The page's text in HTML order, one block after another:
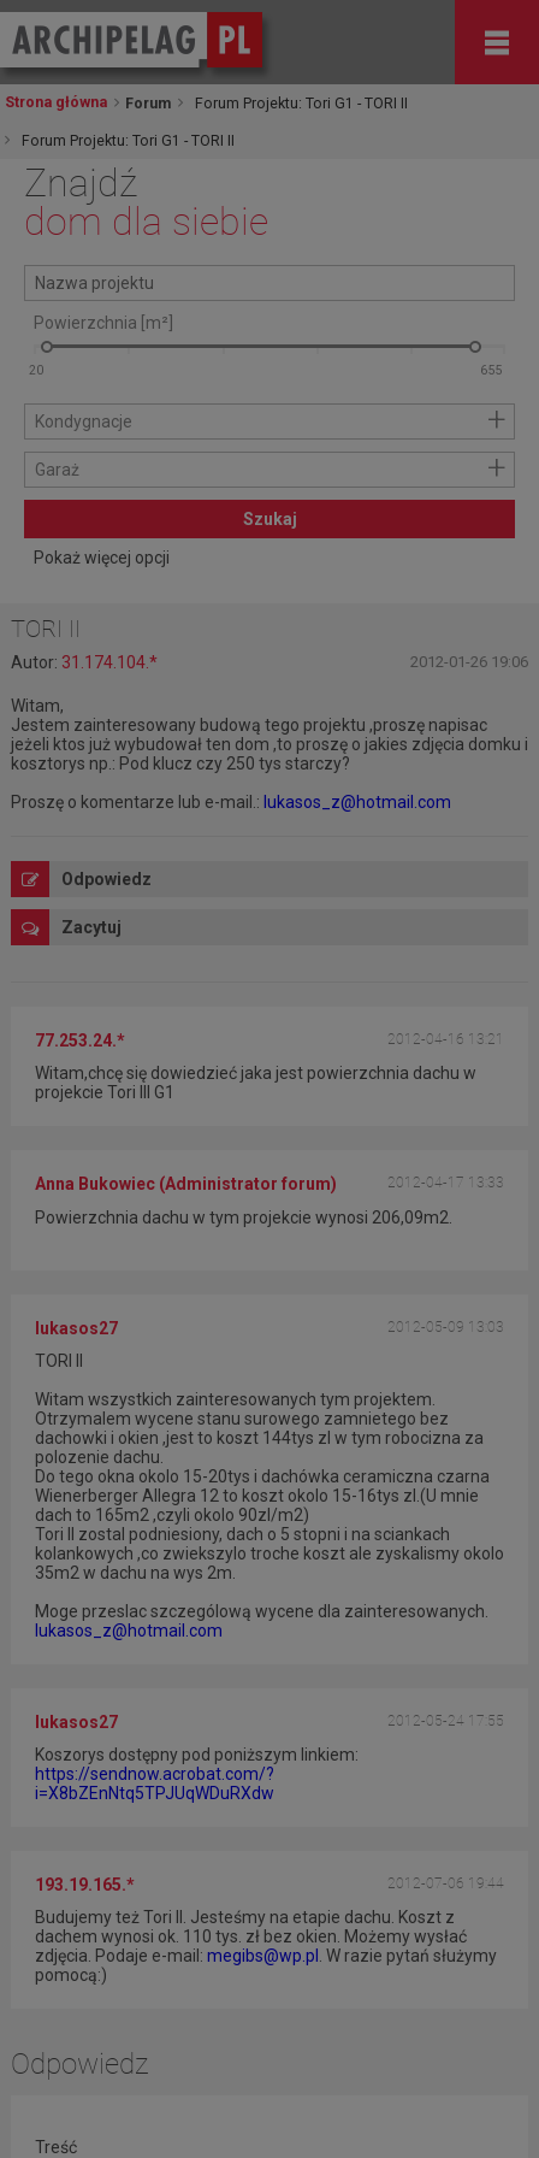
Strona główna Forum Forum Projektu: Tori G1 - TORI II
Forum Projektu: Tori G1 - TORI II
Znajdź
dom dla siebie
Powierzchnia [m²]
Kondygnacje +
Garaż +
Szukaj
Pokaż więcej opcji
TORI II
Autor: 31.174.104.* 2012-01-26 19:06
Witam,
Jestem zainteresowany budową tego projektu ,proszę napisac
jeżeli ktos już wybudował ten dom ,to proszę o jakies zdjęcia domku i
kosztorys np.: Pod klucz czy 250 tys starczy?
Proszę o komentarze lub e-mail.: lukasos_z@hotmail.com
Odpowiedz
Zacytuj
77.253.24.* 2012-04-16 13:21
Witam,chcę się dowiedzieć jaka jest powierzchnia dachu w
projekcie Tori III G1
Anna Bukowiec (Administrator forum) 2012-04-17 13:33
Powierzchnia dachu w tym projekcie wynosi 206,09m2.
lukasos27 2012-05-09 13:03
TORI II
Witam wszystkich zainteresowanych tym projektem.
Otrzymalem wycene stanu surowego zamnietego bez
dachowki i okien ,jest to koszt 144tys zl w tym robocizna za
polozenie dachu.
Do tego okna okolo 15-20tys i dachówka ceramiczna czarna
Wienerberger Allegra 12 to koszt okolo 15-16tys zl.(U mnie
dach to 165m2 ,czyli okolo 90zl/m2)
Tori II zostal podniesiony, dach o 5 stopni i na sciankach
kolankowych ,co zwiekszylo troche koszt ale zyskalismy okolo
35m2 w dachu na wys 2m.
Moge przeslac szczególową wycene dla zainteresowanych.
lukasos_z@hotmail.com
lukasos27 2012-05-24 17:55
Koszorys dostępny pod poniższym linkiem:
https://sendnow.acrobat.com/?
i=X8bZEnNtq5TPJUqWDuRXdw
193.19.165.* 2012-07-06 19:44
Budujemy też Tori II. Jesteśmy na etapie dachu. Koszt z
dachem wynosi ok. 110 tys. zł bez okien. Możemy wysłać
zdjęcia. Podaje e-mail: megibs@wp.pl
. W razie pytań służymy
pomocą:)
Odpowiedz
Treść